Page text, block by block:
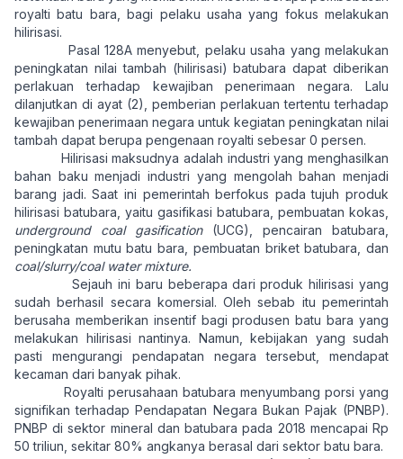
royalti batu bara, bagi pelaku usaha yang fokus melakukan
hilirisasi.
Pasal 128A menyebut, pelaku usaha yang melakukan
peningkatan nilai tambah (hilirisasi) batubara dapat diberikan
perlakuan terhadap kewajiban penerimaan negara. Lalu
dilanjutkan di ayat (2), pemberian perlakuan tertentu terhadap
kewajiban penerimaan negara untuk kegiatan peningkatan nilai
tambah dapat berupa pengenaan royalti sebesar 0 persen.
Hilirisasi maksudnya adalah industri yang menghasilkan
bahan baku menjadi industri yang mengolah bahan menjadi
barang jadi. Saat ini pemerintah berfokus pada tujuh produk
hilirisasi batubara, yaitu gasifikasi batubara, pembuatan kokas,
underground coal gasification(UCG), pencairan batubara,
peningkatan mutu batu bara, pembuatan briket batubara, dan
coal/slurry/coal water mixture.
Sejauh ini baru beberapa dari produk hilirisasi yang
sudah berhasil secara komersial. Oleh sebab itu pemerintah
berusaha memberikan insentif bagi produsen batu bara yang
melakukan hilirisasi nantinya. Namun, kebijakan yang sudah
pasti mengurangi pendapatan negara tersebut, mendapat
kecaman dari banyak pihak.
Royalti perusahaan batubara menyumbang porsi yang
signifikan terhadap Pendapatan Negara Bukan Pajak (PNBP).
PNBP di sektor mineral dan batubara pada 2018 mencapai Rp
50 triliun, sekitar 80% angkanya berasal dari sektor batu bara.